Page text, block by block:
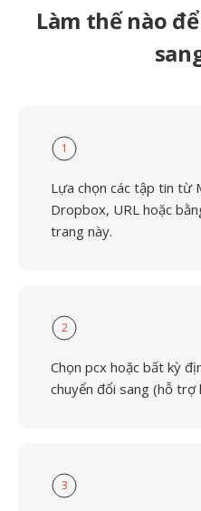
Làm thế nào
1
Lựa chọn các tập tin từ
Dropbox, URL hoặc
trang này.
2
Chọn pcx hoặc bất kỳ
chuyển đổi sang (hỗ trợ
3